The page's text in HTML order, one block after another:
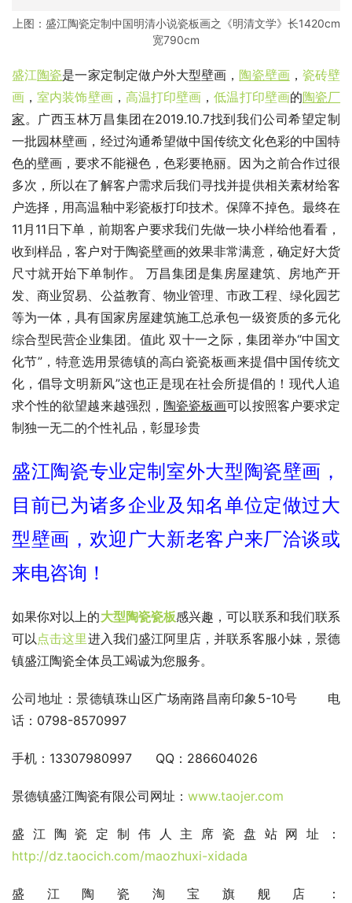
上图：盛江陶瓷定制中国明清小说瓷板画之《明清文学》长1420cm
宽790cm
盛江陶瓷是一家定制定做户外大型壁画， 陶瓷壁画， 瓷砖壁
画 ，室内装饰壁画， 高温打印壁画 ，低温打印壁画的陶瓷厂
家。广西玉林万昌集团在2019.10.7找到我们公司希望定制
一批园林壁画，经过沟通希望做中国传统文化色彩的中国特
色的壁画，要求不能褪色，色彩要艳丽。因为之前合作过很
多次，所以在了解客户需求后我们寻找并提供相关素材给客
户选择，用高温釉中彩瓷板打印技术。保障不掉色。最终在
11月11日下单，前期客户要求我们先做一块小样给他看看，
收到样品，客户对于陶瓷壁画的效果非常满意，确定好大货
尺寸就开始下单制作。 万昌集团是集房屋建筑、房地产开
发、商业贸易、公益教育、物业管理、市政工程、绿化园艺
等为一体，具有国家房屋建筑施工总承包一级资质的多元化
综合型民营企业集团。值此 双十一之际，集团举办“中国文
化节”，特意选用景德镇的高白瓷瓷板画来提倡中国传统文
化，倡导文明新风”这也正是现在社会所提倡的！现代人追
求个性的欲望越来越强烈， 陶瓷瓷板画可以按照客户要求定
制独一无二的个性礼品，彰显珍贵
盛江陶瓷专业定制室外大型陶瓷壁画，
目前已为诸多企业及知名单位定做过大
型壁画，欢迎广大新老客户来厂洽谈或
来电咨询！
如果你对以上的大型陶瓷瓷板感兴趣，可以联系和我们联系
可以点击这里进入我们盛江阿里店，并联系客服小妹，景德
镇盛江陶瓷全体员工竭诚为您服务。
公司地址：景德镇珠山区广场南路昌南印象5-10号 电
话：0798-8570997
手机：13307980997 QQ：286604026
景德镇盛江陶瓷有限公司网址： www.taojer.com
盛江陶瓷定制伟人主席瓷盘站网址：
http://dz.taocich.com/maozhuxi-xidada
盛江陶瓷淘宝旗舰店：